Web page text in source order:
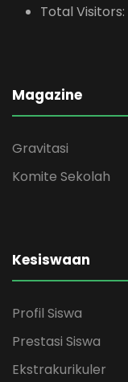
Total Visitors:
Magazine
Gravitasi
Komite Sekolah
Kesiswaan
Profil Siswa
Prestasi Siswa
Ekstrakurikuler